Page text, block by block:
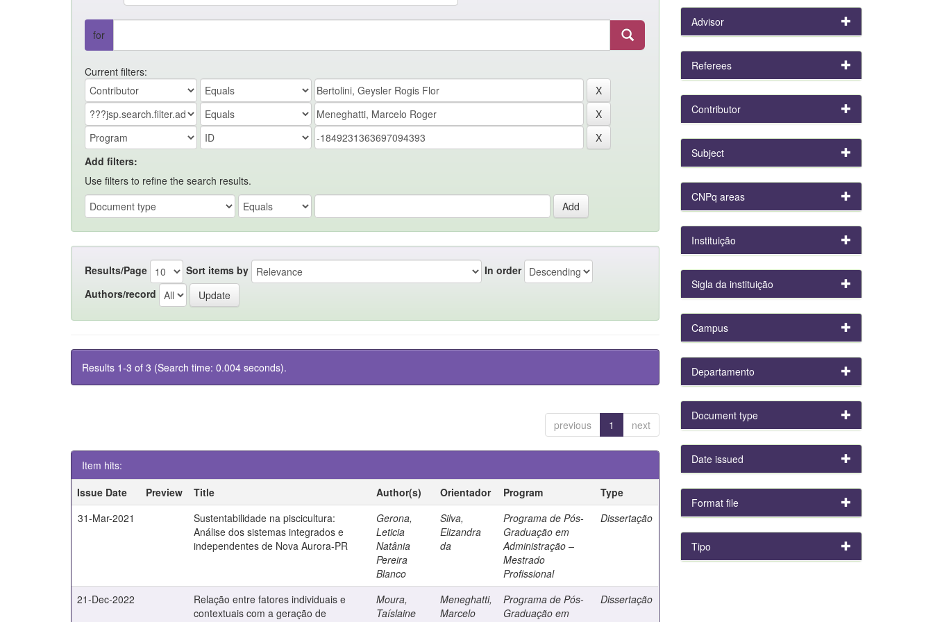
for
Current filters:
Add filters:
Use filters to refine the search results.
Results/Page Sort items by
In order
Authors/record
Results 1-3 of 3 (Search time: 0.004 seconds).
previous 1 next
Item hits:
Issue Date
Preview Title Author(s) Orientador Program
Type
31-Mar-2021
Sustentabilidade na piscicultura:
Análise dos sistemas integrados e
independentes de Nova Aurora-PR
Gerona,
Leticia
Natânia
Pereira
Blanco
Silva,
Elizandra
da
Programa de Pós-
Graduação em
Administração –
Mestrado
Profissional
Dissertação
21-Dec-2022
Relação entre fatores individuais e
contextuais com a geração de
Moura,
Taíslaine
Meneghatti,
Marcelo
Programa de Pós-
Graduação em
Dissertação
Advisor
Referees
Contributor
Subject
CNPq areas
Instituição
Sigla da instituição
Campus
Departamento
Document type
Date issued
Format file
Tipo